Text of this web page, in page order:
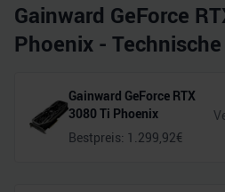
Gainward GeForce
Phoenix -
Gainward GeForce RTX
3080 Ti Phoenix
Bestpreis: 1.299,92€